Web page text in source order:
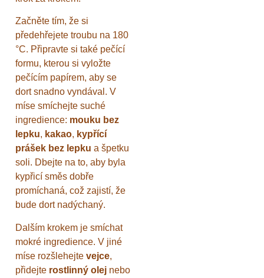
Začněte tím, že si
předehřejete troubu na 180
°C. Připravte si také pečící
formu, kterou si vyložte
pečícím papírem, aby se
dort snadno vyndával. V
míse smíchejte suché
ingredience: mouku bez
lepku, kakao, kypřící
prášek bez lepku a špetku
soli. Dbejte na to, aby byla
kypřicí směs dobře
promíchaná, což zajistí, že
bude dort nadýchaný.
Dalším krokem je smíchat
mokré ingredience. V jiné
míse rozšlehejte vejce,
přidejte rostlinný olej nebo